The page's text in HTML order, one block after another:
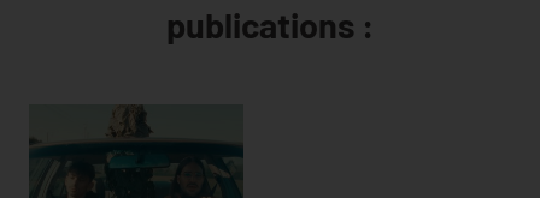
publications :